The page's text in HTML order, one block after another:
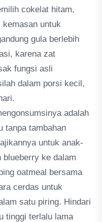
cokelat hitam,
kemasan untuk
gula berlebih
karena zat
fungsi asli
dalam porsi kecil,
adalah
tanpa tambahan
untuk anak-
blueberry ke dalam
oatmeal bersama
cerdas untuk
satu piring. Hindari
tinggi terlalu lama